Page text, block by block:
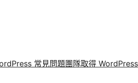
常見問題團隊取得 WordPress